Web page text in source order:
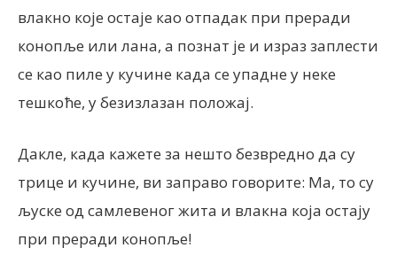
влакно које остаје као отпадак при преради
конопље или лана, а познат је и израз заплести
се као пиле у кучине када се упадне у неке
тешкоће, у безизлазан положај.
Дакле, када кажете за нешто безвредно да су
трице и кучине, ви заправо говорите: Ма, то су
љуске од самлевеног жита и влакна која остају
при преради конопље!